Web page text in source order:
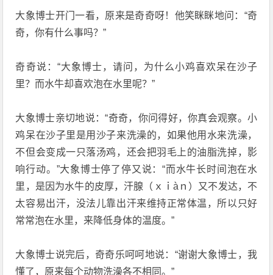
大象博士开门一看，原来是奇奇呀！他笑眯眯地问：“奇
奇，你有什么事吗？”
奇奇说：“大象博士，请问，为什么小鸡喜欢呆在沙子
里？而水牛却喜欢泡在水里呢？”
大象博士亲切地说：“奇奇，你问得好，你真会观察。小
鸡呆在沙子里是用沙子来洗澡的，如果他用水来洗澡，
不但会变成一只落汤鸡，还会把羽毛上的油脂洗掉，影
响行动。”大象博士停了停又说：“而水牛长时间泡在水
里，是因为水牛的皮厚，汗腺（ｘｉàｎ）又不发达，不
太容易出汗，没法儿靠出汗来维持正常体温，所以只好
常常泡在水里，来降低身体的温度。”
大象博士说完后，奇奇乐呵呵地说：“谢谢大象博士，我
懂了，原来每个动物洗澡各不相同。”